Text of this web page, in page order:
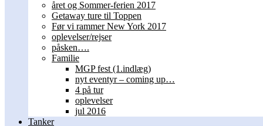
året og Sommer-ferien 2017
Getaway ture til Toppen
Før vi rammer New York 2017
oplevelser/rejser
påsken….
Familie
MGP fest (1.indlæg)
nyt eventyr – coming up…
4 på tur
oplevelser
jul 2016
Tanker